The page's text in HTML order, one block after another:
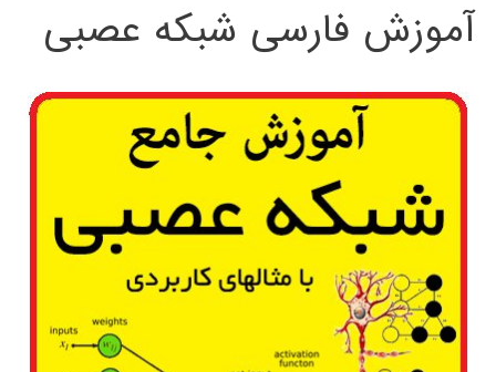
آموزش فارسی شبکه عصبی